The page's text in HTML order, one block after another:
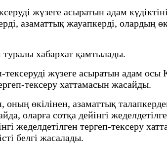
жүзеге асыратын адам
азаматтық жауапкерді, олардың
хабархат қамтылады.
жүзеге асыратын адам осы
тексеру хаттамасын жасайды.
өкілінен, азаматтық
оларға сотқа дейінгі
жеделдетілген тергеп-тексеру
белгі жасалады.